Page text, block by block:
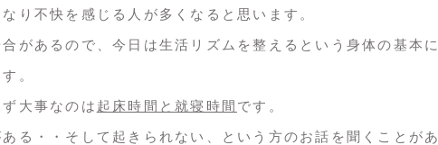
り不快を感じる人が多くなると思います。
があるので、今日は生活リズムを整えるという身体の基本に
。
大事なのは 起床時間と就寝時間 です。
る・・そして起きられない、という方のお話を聞くことがあ